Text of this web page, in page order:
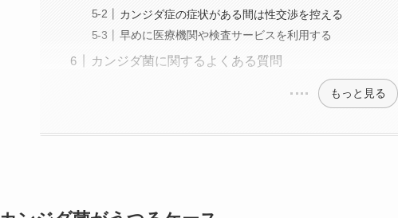
カンジダ症の症状がある間は性交渉を控える
早めに医療機関や検査サービスを利用する
カンジダ菌に関するよくある質問
もっと見る